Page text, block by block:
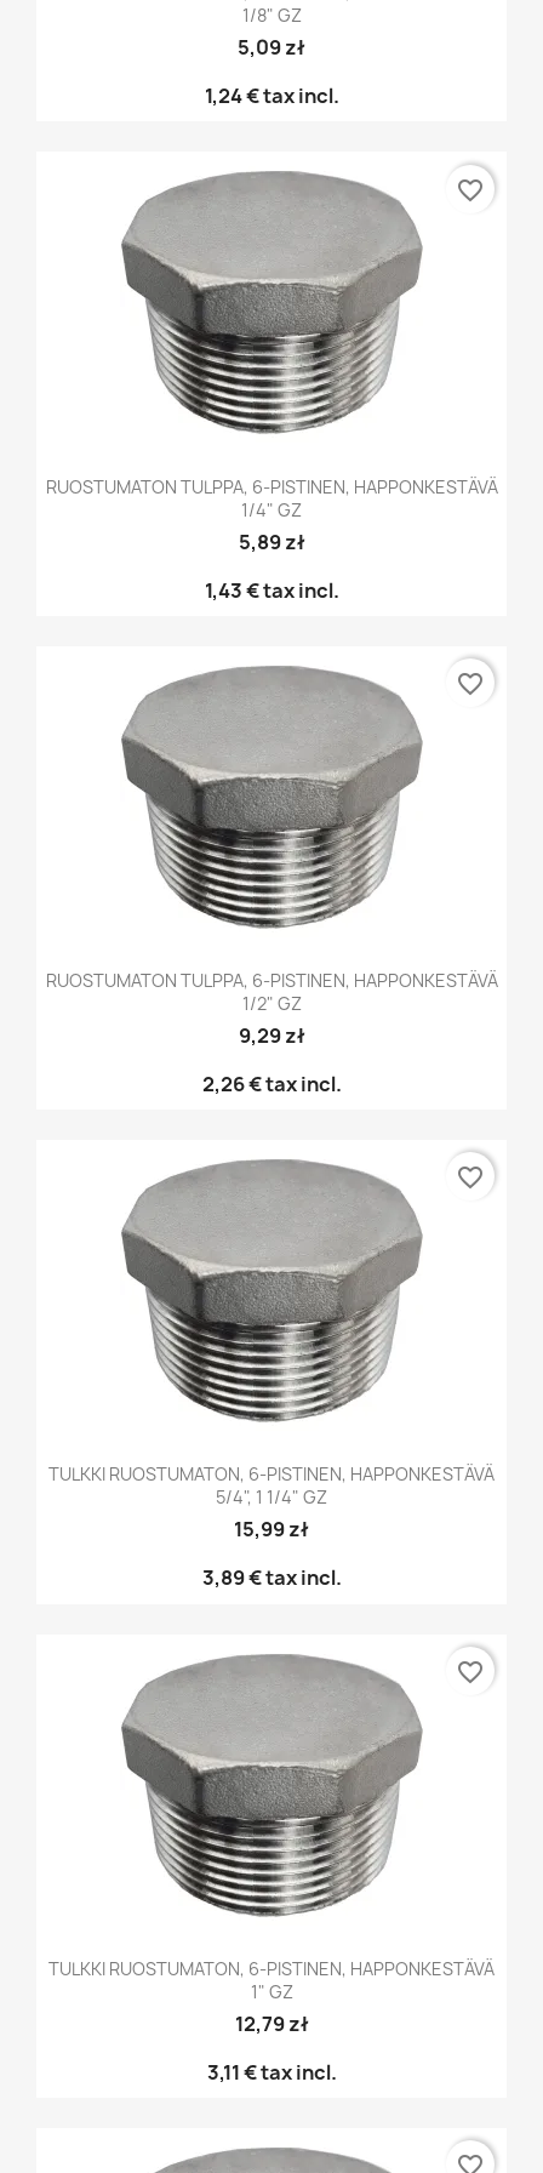
1/8" GZ
5,09 zł
1,24 €tax incl.
RUOSTUMATON TULPPA, 6-PISTINEN, HAPPONKESTÄVÄ
1/4" GZ
5,89 zł
1,43 €tax incl.
favorite_border
RUOSTUMATON TULPPA, 6-PISTINEN, HAPPONKESTÄVÄ
1/2" GZ
9,29 zł
2,26 €tax incl.
favorite_border
TULKKI RUOSTUMATON, 6-PISTINEN, HAPPONKESTÄVÄ
5/4", 1 1/4" GZ
15,99 zł
3,89 €tax incl.
favorite_border
TULKKI RUOSTUMATON, 6-PISTINEN, HAPPONKESTÄVÄ
1" GZ
12,79 zł
3,11 €tax incl.
favorite_border
favorite_border